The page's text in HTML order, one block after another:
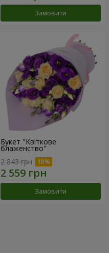
Замовити
Букет "Квіткове
блаженство"
2 843 грн
Замовити